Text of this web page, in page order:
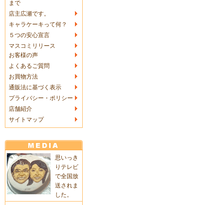
まで
店主広瀬です。
キャラケーキって何？
５つの安心宣言
マスコミリリース
お客様の声
よくあるご質問
お買物方法
通販法に基づく表示
プライバシー・ポリシー
店舗紹介
サイトマップ
思いっき
りテレビ
で全国放
送されま
した。